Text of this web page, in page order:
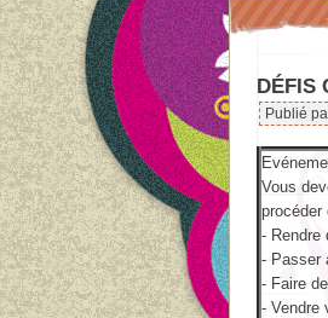
DÉFIS
Publié
Vous
- Rendre
- Passer
- Faire
- Vendre